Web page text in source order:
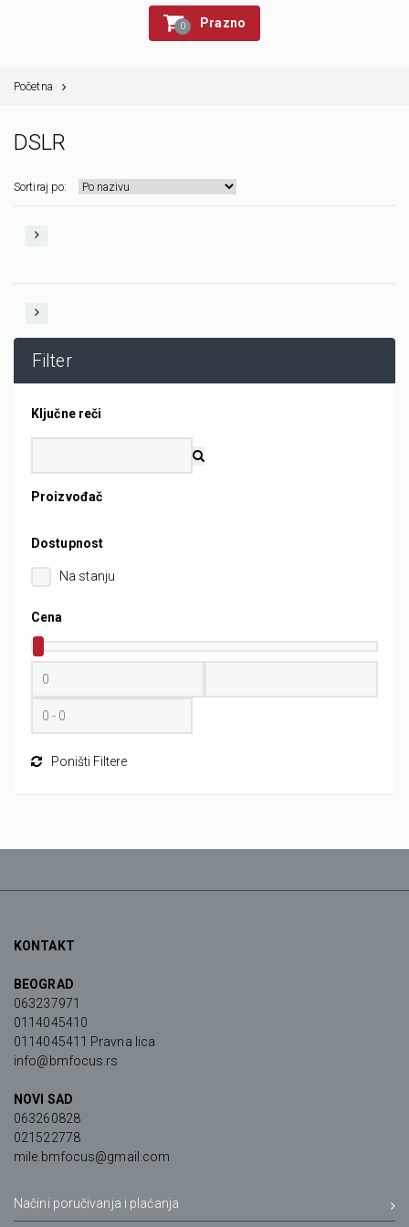
0 Prazno
Početna
DSLR
Sortiraj po:
Filter
Ključne reči
Proizvođač
Dostupnost
Na stanju
Cena
Poništi Filtere
KONTAKT
BEOGRAD
063237971
0114045410
0114045411 Pravna lica
info@bmfocus.rs
NOVI SAD
063260828
021522778
mile.bmfocus@gmail.com
Načini poručivanja i plaćanja